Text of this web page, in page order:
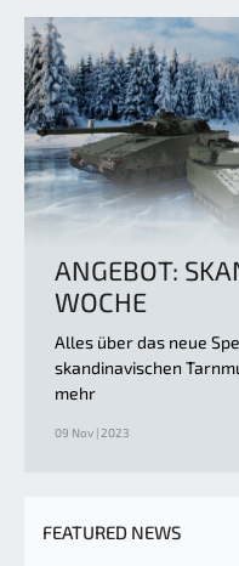
ANGEBOT:
WOCHE
Alles über das neue
skandinavischen
mehr
09 Nov | 2023
FEATURED NEWS